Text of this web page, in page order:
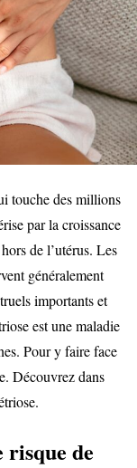
touche des millions
par la croissance
de l’utérus. Les
généralement
importants et
est une maladie
Pour y faire face
Découvrez dans
risque de